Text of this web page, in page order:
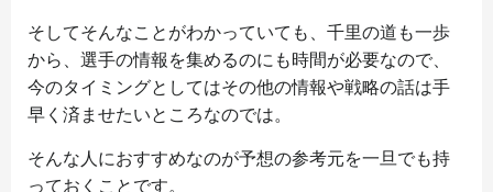
そしてそんなことがわかっていても、千里の道も一歩
から、選手の情報を集めるのにも時間が必要なので、
今のタイミングとしてはその他の情報や戦略の話は手
早く済ませたいところなのでは。
そんな人におすすめなのが予想の参考元を一旦でも持
っておくことです。